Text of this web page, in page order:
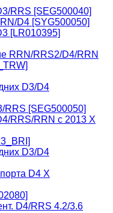
RRS [SEG500040]
D4 [SYG500050]
[LR010395]
RRN/RRS2/D4/RRN
D3/D4
[SEG500050]
RRS/RRN с 2013 X
D3/D4
D4 X
D4/RRS 4.2/3.6